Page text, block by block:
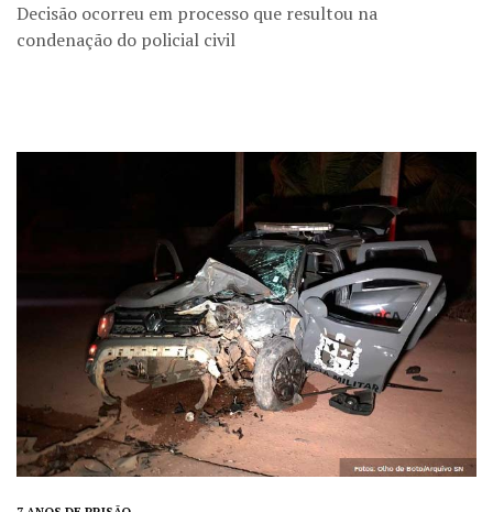
Decisão ocorreu em processo que resultou na
condenação do policial civil